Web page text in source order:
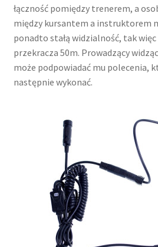
łączność pomiędzy trenerem, a
między kursantem a instruktorem
ponadto stałą widzialność, tak
przekracza 50m. Prowadzący
może podpowiadać mu polecenia,
następnie wykonać.